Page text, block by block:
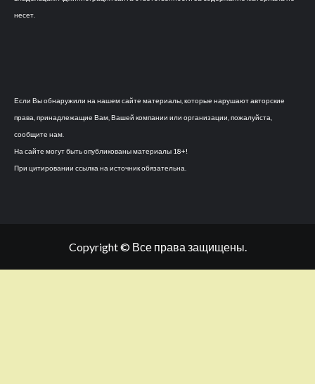
несет.
Если Вы обнаружили на нашем сайте материалы, которые нарушают авторские
права, принадлежащие Вам, Вашей компании или организации, пожалуйста,
сообщите нам.
На сайте могут быть опубликованы материалы 18+!
При цитировании ссылка на источник обязательна.
Copyright © Все права защищены.